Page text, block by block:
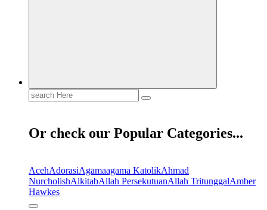
Search
for:
Or check our Popular Categories...
AcehAdorasiAgamaagama KatolikAhmad
NurcholishAlkitabAllah PersekutuanAllah TritunggalAmber
Hawkes